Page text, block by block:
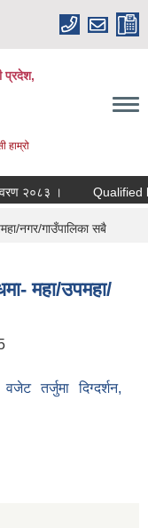
प्रदेश,
हाम्रो
चौथो त्रैमासिक प्रगति विवरण २०८३ । Qualified
नगर/गाउँपालिका सबै
महा/उपमहा/
तर्जुमा दिग्दर्शन,